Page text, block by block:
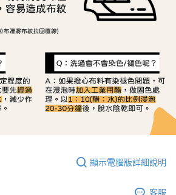
顯示電腦版詳細說明
客服